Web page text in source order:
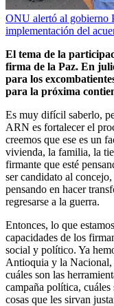
ONU alertó al gobierno
implementación del
El tema de la
firma de la Paz. En
para los
para la próxima
Es muy difícil saberlo,
ARN es fortalecer el
creemos que ese es un
vivienda, la familia, la
firmante que esté
ser candidato al
pensando en hacer
regresarse a la guerra.
Entonces, lo que
capacidades de los
social y político. Ya
Antioquia y la Nacional,
cuáles son las
campaña política,
cosas que les sirvan